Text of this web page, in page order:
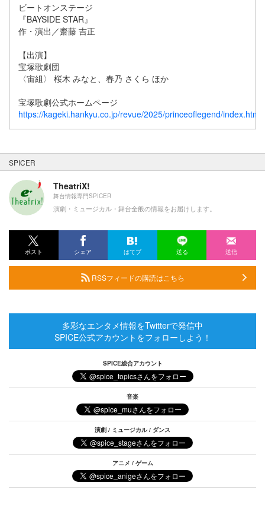
ビートオンステージ
『BAYSIDE STAR』
作・演出／齋藤 吉正
【出演】
宝塚歌劇団
〈宙組〉 桜木 みなと、春乃 さくら ほか
宝塚歌劇公式ホームページ
https://kageki.hankyu.co.jp/revue/2025/princeoflegend/index.html
SPICER
TheatriX!
舞台情報専門SPICER
演劇・ミュージカル・舞台全般の情報をお届けします。
ポスト シェア はてブ 送る 送信
RSSフィードの購読はこちら
多彩なエンタメ情報をTwitterで発信中
SPICE公式アカウントをフォローしよう！
SPICE総合アカウント
音楽
演劇 / ミュージカル / ダンス
アニメ / ゲーム